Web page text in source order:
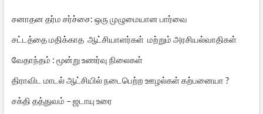
சனாதன தர்ம சர்ச்சை: ஒரு முழுமையான பார்வை
சட்டத்தை மதிக்காத ஆட்சியாளர்கள் மற்றும் அரசியல்வாதிகள்
வேதாந்தம் : மூன்று உணர்வு நிலைகள்
திராவிட மாடல் ஆட்சியில் நடைபெற்ற ஊழல்கள் கற்பனையா ?
சக்தி தத்துவம் – ஜடாயு உரை